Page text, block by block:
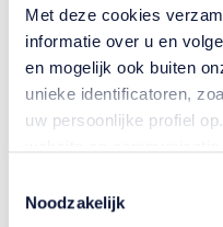
Met deze cookies
informatie over u en
en mogelijk ook buiten
unieke identificatoren,
uw persoonlijke profiel
van uw recente
Noodzakelijk
15 juli 2026